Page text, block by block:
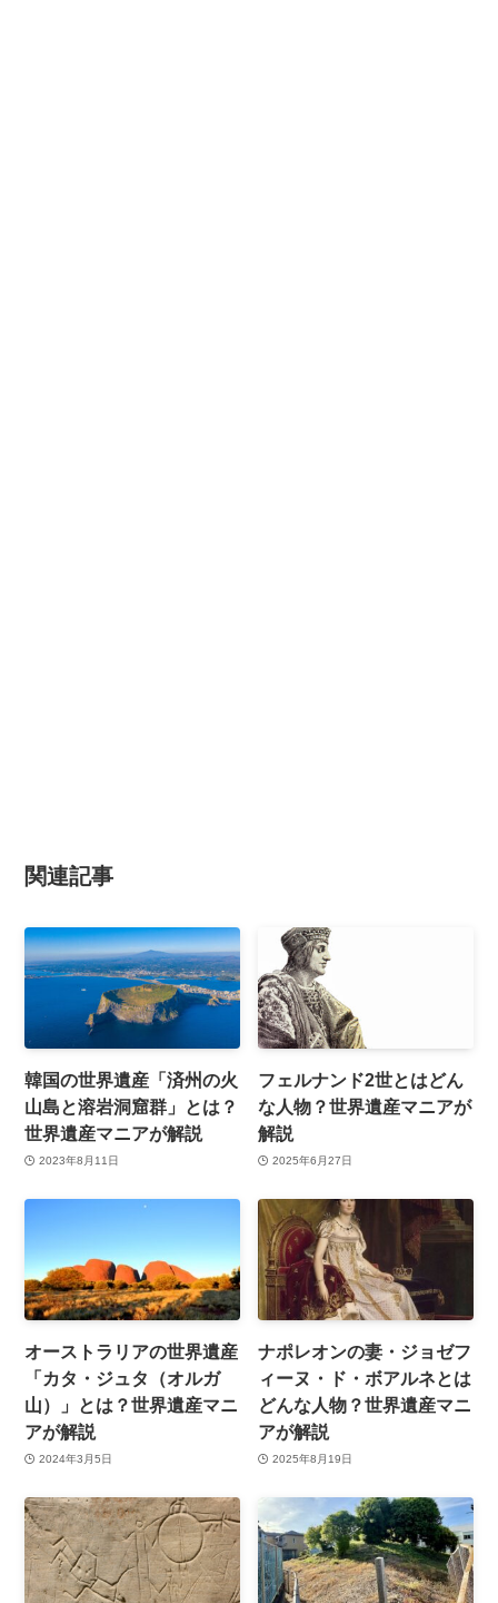
関連記事
韓国の世界遺産「済州の火
山島と溶岩洞窟群」とは？
世界遺産マニアが解説
2023年8月11日
フェルナンド2世とはどん
な人物？世界遺産マニアが
解説
2025年6月27日
オーストラリアの世界遺産
「カタ・ジュタ（オルガ
山）」とは？世界遺産マニ
アが解説
2024年3月5日
ナポレオンの妻・ジョゼフ
ィーヌ・ド・ボアルネとは
どんな人物？世界遺産マニ
アが解説
2025年8月19日